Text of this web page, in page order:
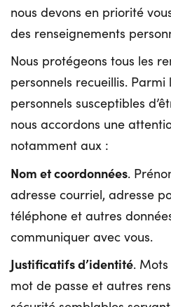
nous devons en priorité
des renseignements
Nous protégeons tous les
personnels recueillis. Parmi
personnels susceptibles
nous accordons une
notamment aux :
Nom et coordonnées.
adresse courriel, adresse
téléphone et autres
communiquer avec vous.
Justificatifs d’identité.
mot de passe et autres